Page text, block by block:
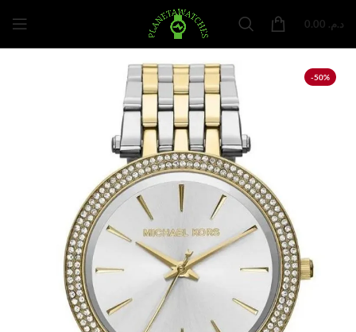
د.م.
-50%